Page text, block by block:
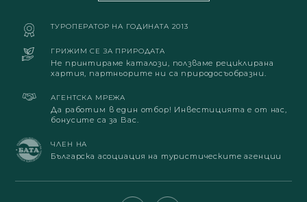
ТУРОПЕРАТОР НА ГОДИНАТА 2013
ГРИЖИМ СЕ ЗА ПРИРОДАТА
Не принтираме каталози, ползваме рециклирана
хартия, партньорите ни са природосъобразни.
АГЕНТСКА МРЕЖА
Да работим в един отбор! Инвестицията е от нас,
бонусите са за Вас.
ЧЛЕН НА
Българска асоциация на туристическите агенции